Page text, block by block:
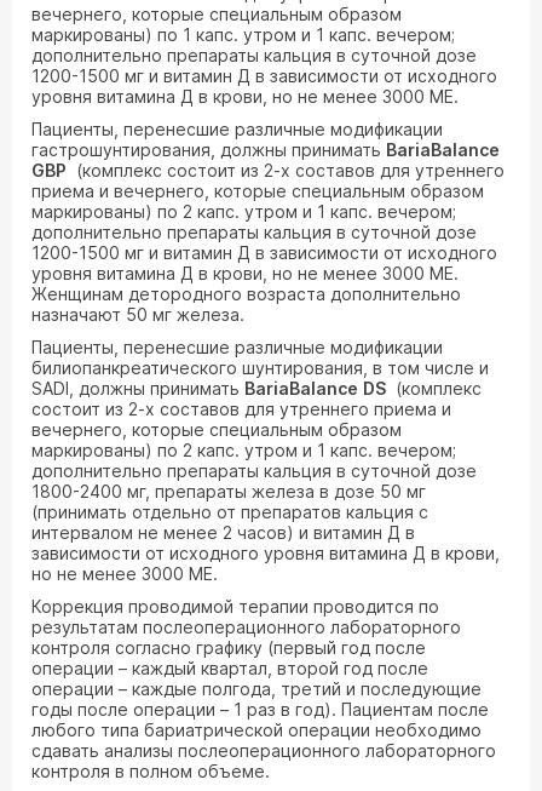
вечернего, которые специальным образом
маркированы) по 1 капс. утром и 1 капс. вечером;
дополнительно препараты кальция в суточной дозе
1200-1500 мг и витамин Д в зависимости от исходного
уровня витамина Д в крови, но не менее 3000 МЕ.
Пациенты, перенесшие различные модификации
гастрошунтирования, должны принимать BariaBalance
GBP (комплекс состоит из 2-х составов для утреннего
приема и вечернего, которые специальным образом
маркированы) по 2 капс. утром и 1 капс. вечером;
дополнительно препараты кальция в суточной дозе
1200-1500 мг и витамин Д в зависимости от исходного
уровня витамина Д в крови, но не менее 3000 МЕ.
Женщинам детородного возраста дополнительно
назначают 50 мг железа.
Пациенты, перенесшие различные модификации
билиопанкреатического шунтирования, в том числе и
SADI, должны принимать BariaBalance DS (комплекс
состоит из 2-х составов для утреннего приема и
вечернего, которые специальным образом
маркированы) по 2 капс. утром и 1 капс. вечером;
дополнительно препараты кальция в суточной дозе
1800-2400 мг, препараты железа в дозе 50 мг
(принимать отдельно от препаратов кальция с
интервалом не менее 2 часов) и витамин Д в
зависимости от исходного уровня витамина Д в крови,
но не менее 3000 МЕ.
Коррекция проводимой терапии проводится по
результатам послеоперационного лабораторного
контроля согласно графику (первый год после
операции – каждый квартал, второй год после
операции – каждые полгода, третий и последующие
годы после операции – 1 раз в год). Пациентам после
любого типа бариатрической операции необходимо
сдавать анализы послеоперационного лабораторного
контроля в полном объеме.